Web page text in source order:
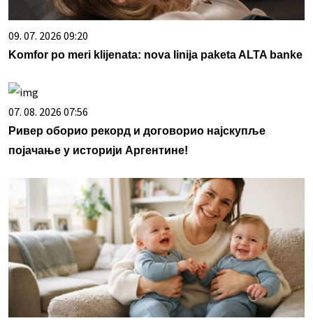
09. 07. 2026 09:20
Komfor po meri klijenata: nova linija paketa ALTA banke
07. 08. 2026 07:56
Ривер оборио рекорд и договорио најскупље
појачање у историји Аргентине!